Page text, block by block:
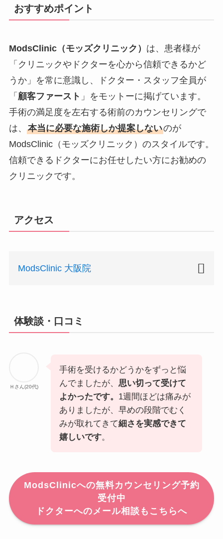
おすすめポイント
ModsClinic（モッズクリニック） は、患者様が
「クリニックやドクターを心から信頼できるかど
うか」を常に意識し、ドクター・スタッフ全員が
「 顧客ファースト 」をモットーに掲げています。
手術の満足度を左右する術前のカウンセリングで
は、 本当に必要な施術しか提案しないのが
ModsClinic（モッズクリニック）のスタイルです。
信頼できるドクターにお任せしたい方にお勧めの
クリニックです。
アクセス
ModsClinic 大阪院
名
駅
て徒歩5分
阪急梅田駅 地下街（ディアモール）
を通って徒歩7分
大阪府大阪市北区曽根崎新地1-5-18
零北新地8F
時
間
休
不定休
体験談・口コミ
Ｈさん(20代)
手術を受けるかどうかをずっと悩
んでましたが、 思い切って受けて
よかったです。 1週間ほどは痛みが
ありましたが、早めの段階でむく
みが取れてきて細さを実感できて
嬉しいです。
ModsClinicへの無料カウンセリング予約
受付中
ドクターへのメール相談もこちらへ